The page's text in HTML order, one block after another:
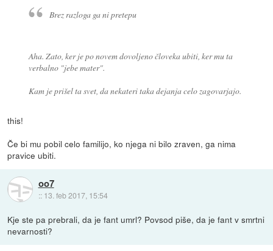
Brez razloga ga ni pretepu
Aha. Zato, ker je po novem dovoljeno človeka ubiti, ker mu ta
verbalno "jebe mater".
Kam je prišel ta svet, da nekateri taka dejanja celo zagovarjajo.
this!
Če bi mu pobil celo familijo, ko njega ni bilo zraven, ga nima
pravice ubiti.
oo7
:: 13. feb 2017, 15:54
Kje ste pa prebrali, da je fant umrl? Povsod piše, da je fant v smrtni
nevarnosti?